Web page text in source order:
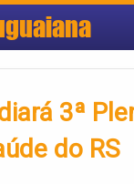
3ª
do RS